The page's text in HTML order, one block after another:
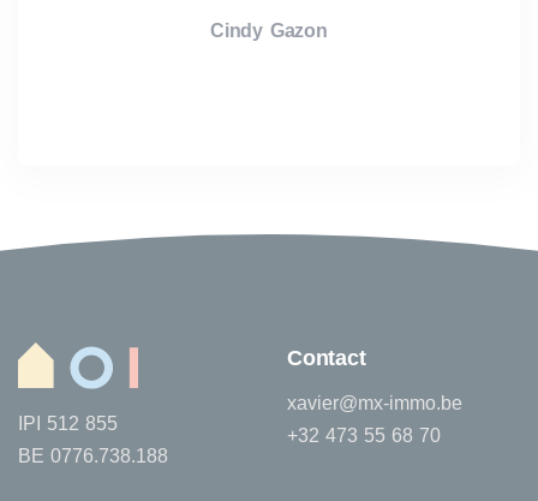
Cindy Gazon
IPI 512 855
BE 0776.738.188
Contact
xavier@mx-immo.be
+32 473 55 68 70